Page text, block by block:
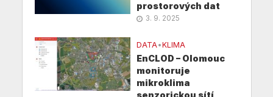
prostorových dat
3. 9. 2025
DATA•KLIMA
EnCLOD – Olomouc
monitoruje
mikroklima
senzorickou sítí